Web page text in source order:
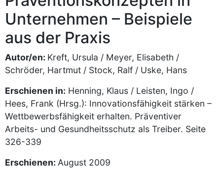
Unternehmen – Beispiele
aus der Praxis
Autor/en: Kreft, Ursula / Meyer, Elisabeth /
Schröder, Hartmut / Stock, Ralf / Uske, Hans
Erschienen in: Henning, Klaus / Leisten, Ingo /
Hees, Frank (Hrsg.): Innovationsfähigkeit stärken –
Wettbewerbsfähigkeit erhalten. Präventiver
Arbeits- und Gesundheitsschutz als Treiber. Seite
326-339
Erschienen: August 2009